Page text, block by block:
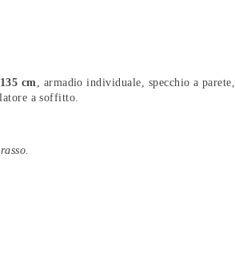
cm, armadio individuale, specchio a parete,
a soffitto.